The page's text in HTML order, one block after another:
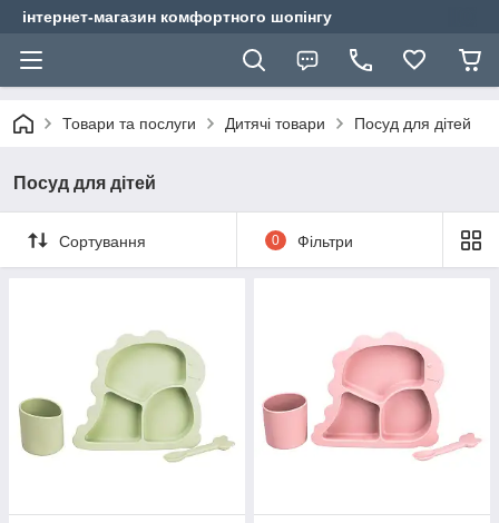
інтернет-магазин комфортного шопінгу
Товари та послуги Дитячі товари Посуд для дітей
Посуд для дітей
Сортування 0 Фільтри